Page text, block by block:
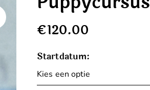
€120.00
Startdatum: